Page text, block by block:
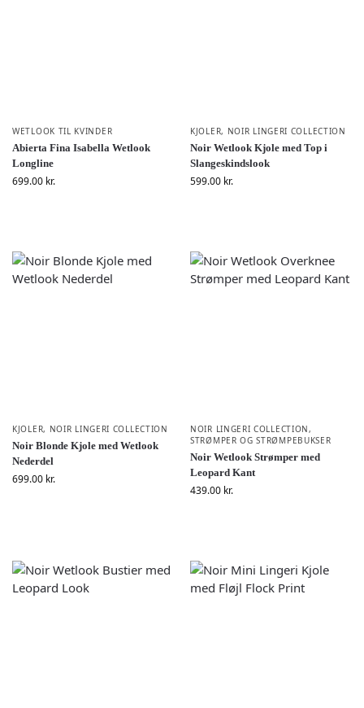
WETLOOK TIL KVINDER
Abierta Fina Isabella Wetlook
Longline
699.00 kr.
KJOLER, NOIR LINGERI COLLECTION
Noir Wetlook Kjole med Top i
Slangeskindslook
599.00 kr.
KJOLER, NOIR LINGERI COLLECTION
Noir Blonde Kjole med Wetlook
Nederdel
699.00 kr.
NOIR LINGERI COLLECTION,
STRØMPER OG STRØMPEBUKSER
Noir Wetlook Strømper med
Leopard Kant
439.00 kr.